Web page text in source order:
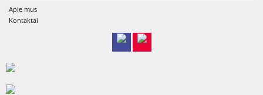
Apie mus
Kontaktai